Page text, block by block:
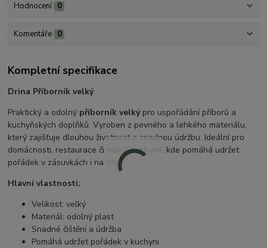
Hodnocení 0
Komentáře 0
Kompletní specifikace
Drina Příborník velký
Praktický a odolný příborník velkýpro uspořádání příborů a
kuchyňských doplňků. Vyroben z pevného a lehkého materiálu,
který zajišťuje dlouhou životnost a snadnou údržbu. Ideální pro
domácnosti, restaurace či menší kuchyně, kde pomáhá udržet
pořádek v zásuvkách i na stole.
Hlavní vlastnosti:
Velikost: velký
Materiál: odolný plast
Snadné čištění a údržba
Pomáhá udržet pořádek v kuchyni